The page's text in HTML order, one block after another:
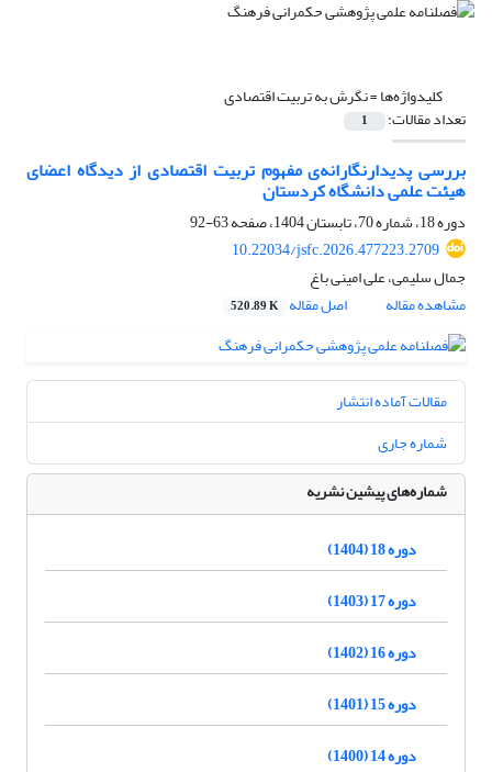
کلیدواژه‌ها =نگرش به تربیت اقتصادی
تعداد مقالات: 1
بررسی پدیدارنگارانه‌ی مفهوم تربیت اقتصادی از دیدگاه اعضای
هیئت علمی دانشگاه کردستان
دوره 18، شماره 70، تابستان 1404، صفحه
63-92
10.22034/jsfc.2026.477223.2709
جمال سلیمی، علی امینی باغ
مشاهده مقاله
اصل مقاله 520.89 K
مقالات آماده انتشار
شماره جاری
شماره‌های پیشین نشریه
دوره 18 (1404)
دوره 17 (1403)
دوره 16 (1402)
دوره 15 (1401)
دوره 14 (1400)